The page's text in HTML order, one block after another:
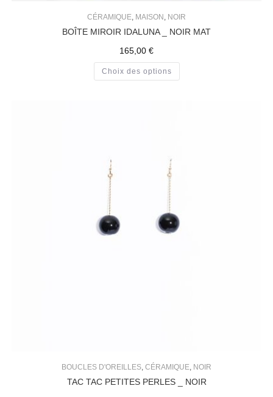
CÉRAMIQUE, MAISON , NOIR
BOÎTE MIROIR IDALUNA _ NOIR MAT
165,00 €
Choix des options
BOUCLES D'OREILLES CÉRAMIQUE NOIR
TAC TAC PETITES PERLES _ NOIR